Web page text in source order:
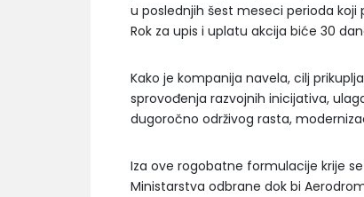
u poslednjih šest meseci perioda
Rok za upis i uplatu akcija biće 30
Kako je kompanija navela, cilj
sprovođenja razvojnih inicijativa,
dugoročno održivog rasta,
Iza ove rogobatne formulacije krije
Ministarstva odbrane dok bi